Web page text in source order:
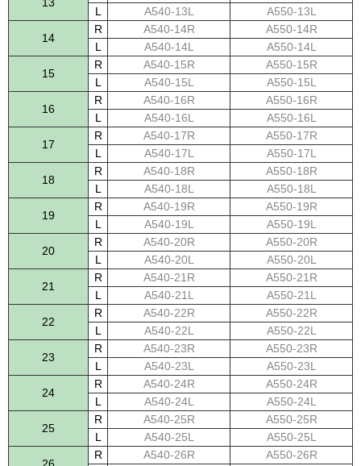
L A540-13L A550-13L
14
R A540-14R
A550-14R
L
A540-14L A550-14L
15
R A540-15R
A550-15R
L
A540-15L A550-15L
16
R A540-16R
A550-16R
L
A540-16L A550-16L
17
R A540-17R
A550-17R
L
A540-17L A550-17L
18
R A540-18R
A550-18R
L
A540-18L A550-18L
19
R A540-19R
A550-19R
L
A540-19L A550-19L
20
R A540-20R
A550-20R
L
A540-20L A550-20L
21
R A540-21R
A550-21R
L
A540-21L A550-21L
22
R A540-22R
A550-22R
L
A540-22L A550-22L
23
R A540-23R
A550-23R
L
A540-23L A550-23L
24
R A540-24R
A550-24R
L
A540-24L A550-24L
25
R A540-25R
A550-25R
L
A540-25L A550-25L
R A540-26R
A550-26R